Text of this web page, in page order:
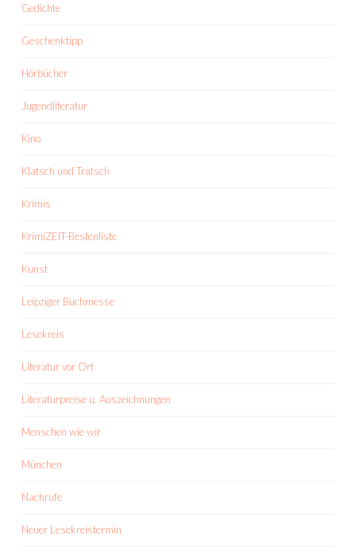
Gedichte
Geschenktipp
Hörbücher
Jugendliteratur
Kino
Klatsch und Tratsch
Krimis
KrimiZEIT-Bestenliste
Kunst
Leipziger Buchmesse
Lesekreis
Literatur vor Ort
Literaturpreise u. Auszeichnungen
Menschen wie wir
München
Nachrufe
Neuer Lesekreistermin